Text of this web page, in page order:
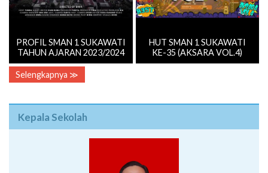
PROFIL SMAN 1 SUKAWATI
TAHUN AJARAN 2023/2024
HUT SMAN 1 SUKAWATI
KE-35 (AKSARA VOL.4)
Selengkapnya ≫
Kepala Sekolah